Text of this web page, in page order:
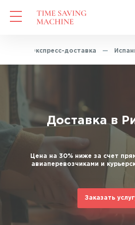
Экспресс-доставка —
Доставка в
Цена на 30% ниже за счет
авиаперевозчиками и
Заказать